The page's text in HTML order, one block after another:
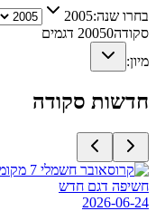
בחרו שנה:2005
סקודה 20050
דגמים
מיון:
חדשות סקודה
חשיפה דגם חדש
2026-06-24